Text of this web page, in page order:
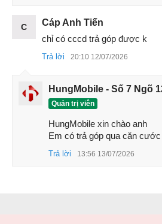
C
Cáp Anh Tiến
chỉ có cccd trả góp được k
Trả lời 20:10 12/07/2026
HungMobile - Số 7 Ngõ
Quản trị viên
HungMobile xin chào anh
Em có trả góp qua căn
Trả lời 13:56 13/07/2026